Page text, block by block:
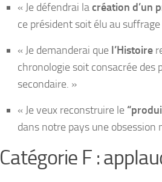
« Je défendrai lacréation d’un
ce président soit élu au
« Je demanderai que l’Histoire
chronologie soit consacrée des
secondaire. »
« Je veux reconstruire le
dans notre pays une obsession
Catégorie F :